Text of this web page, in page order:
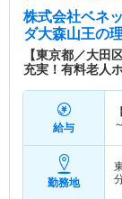
株式会社ベネ
ダ大森山王の
【東京都／大
充実！有料老人
給与
～
勤務地